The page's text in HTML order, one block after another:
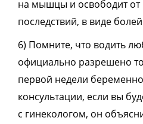
на мышцы и освободит от
последствий, в виде
6) Помните, что водить
официально разрешено
первой недели
консультации, если вы
с гинекологом, он